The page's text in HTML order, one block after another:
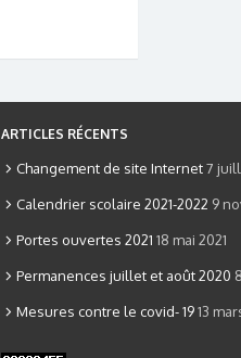
ARTICLES RÉCENTS
Changement de site Internet 7
Calendrier scolaire 2021-2022 9
Portes ouvertes 2021 18 mai 2021
Permanences juillet et août 2020
Mesures contre le covid- 19 13